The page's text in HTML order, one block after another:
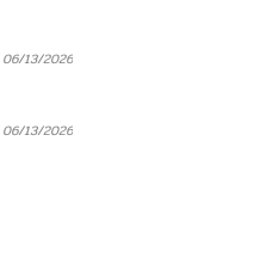
06/13/2026
06/13/2026